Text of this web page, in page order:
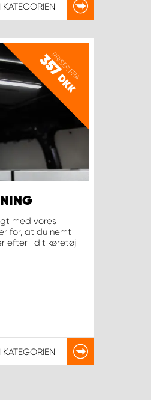
PRISER FRA
357
DKK
med vores
for, at du nemt
efter i dit køretøj